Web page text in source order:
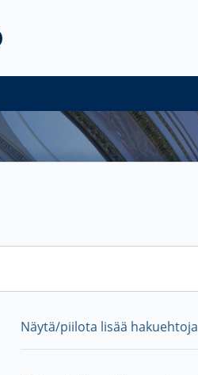
Näytä/piilota lisää hakuehtoja